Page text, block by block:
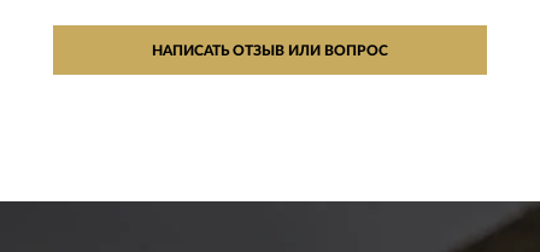
НАПИСАТЬ ОТЗЫВ ИЛИ ВОПРОС